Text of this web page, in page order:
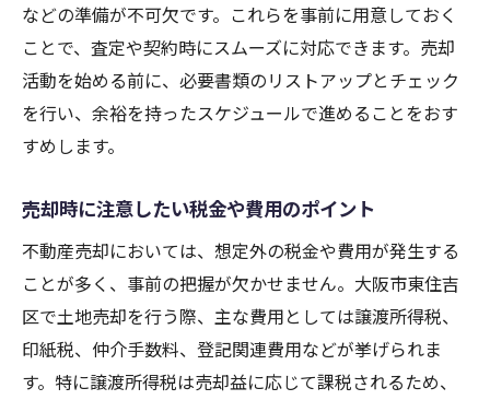
などの準備が不可欠です。これらを事前に用意しておく
ことで、査定や契約時にスムーズに対応できます。売却
活動を始める前に、必要書類のリストアップとチェック
を行い、余裕を持ったスケジュールで進めることをおす
すめします。
売却時に注意したい税金や費用のポイント
不動産売却においては、想定外の税金や費用が発生する
ことが多く、事前の把握が欠かせません。大阪市東住吉
区で土地売却を行う際、主な費用としては譲渡所得税、
印紙税、仲介手数料、登記関連費用などが挙げられま
す。特に譲渡所得税は売却益に応じて課税されるため、